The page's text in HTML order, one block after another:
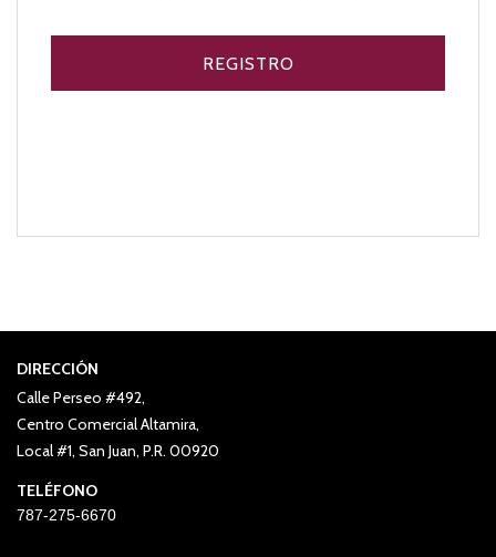
DIRECCIÓN
Calle Perseo #492,
Centro Comercial Altamira,
Local #1, San Juan, P.R. 00920
TELÉFONO
787-275-6670